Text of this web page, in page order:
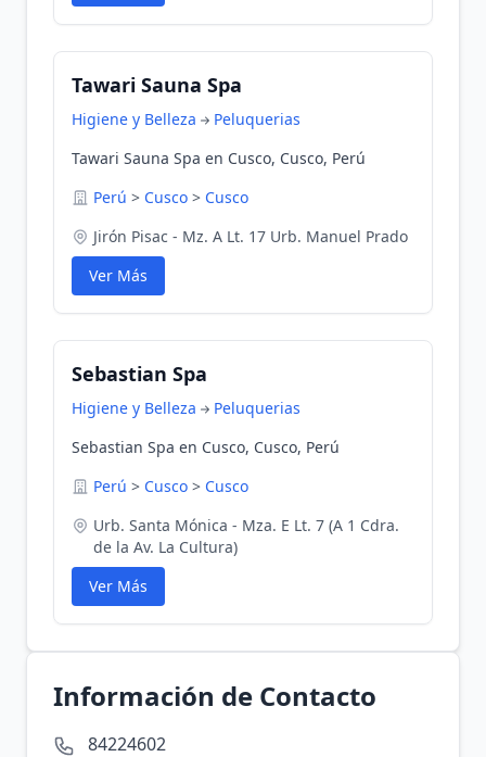
Tawari Sauna Spa
Higiene y Belleza
Peluquerias
Tawari Sauna Spa en Cusco, Cusco, Perú
Perú > Cusco > Cusco
Jirón Pisac - Mz. A Lt. 17 Urb. Manuel Prado
Ver Más
Sebastian Spa
Higiene y Belleza
Peluquerias
Sebastian Spa en Cusco, Cusco, Perú
Perú > Cusco > Cusco
Urb. Santa Mónica - Mza. E Lt. 7 (A 1 Cdra.
de la Av. La Cultura)
Ver Más
Información de Contacto
84224602